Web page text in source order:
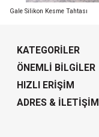
Gale Silikon Kesme Tahtası
KATEGORILER
ÖNEMLI BILGILER
HIZLI ERIŞIM
ADRES & İLETIŞIM